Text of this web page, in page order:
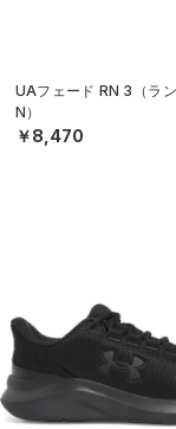
UAフェード RN 3（ラ
N）
￥8,470